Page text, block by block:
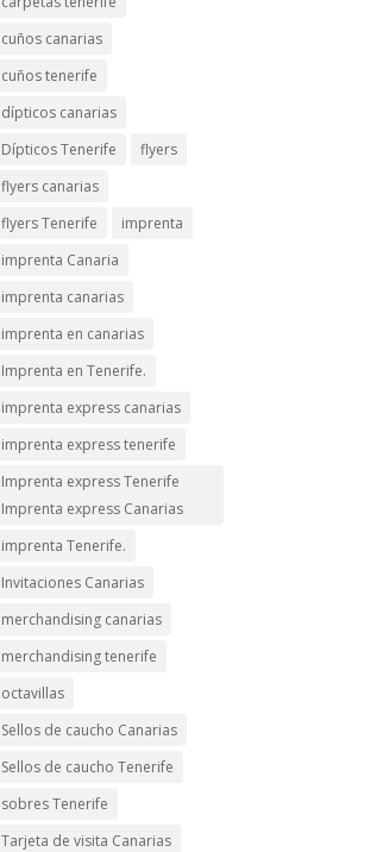
cuños canarias
cuños tenerife
dípticos canarias
Dípticos Tenerife
flyers
flyers canarias
flyers Tenerife
imprenta
imprenta Canaria
imprenta canarias
imprenta en canarias
Imprenta en Tenerife.
imprenta express canarias
imprenta express tenerife
Imprenta express Tenerife
Imprenta express Canarias
imprenta Tenerife.
Invitaciones Canarias
merchandising canarias
merchandising tenerife
octavillas
Sellos de caucho Canarias
Sellos de caucho Tenerife
sobres Tenerife
Tarjeta de visita Canarias